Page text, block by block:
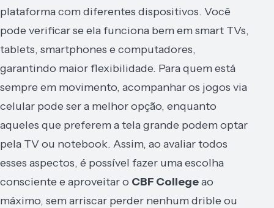
plataforma com diferentes dispositivos. Você
pode verificar se ela funciona bem em smart TVs,
tablets, smartphones e computadores,
garantindo maior flexibilidade. Para quem está
sempre em movimento, acompanhar os jogos via
celular pode ser a melhor opção, enquanto
aqueles que preferem a tela grande podem optar
pela TV ou notebook. Assim, ao avaliar todos
esses aspectos, é possível fazer uma escolha
consciente e aproveitar o CBF Collegeao
máximo, sem arriscar perder nenhum drible ou